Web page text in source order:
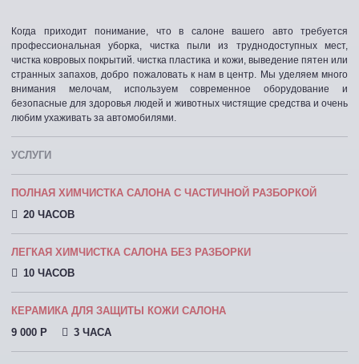
Когда приходит понимание, что в салоне вашего авто требуется
профессиональная уборка, чистка пыли из труднодоступных мест,
чистка ковровых покрытий. чистка пластика и кожи, выведение пятен или
странных запахов, добро пожаловать к нам в центр. Мы уделяем много
внимания мелочам, используем современное оборудование и
безопасные для здоровья людей и животных чистящие средства и очень
любим ухаживать за автомобилями.
УСЛУГИ
ПОЛНАЯ ХИМЧИСТКА САЛОНА С ЧАСТИЧНОЙ РАЗБОРКОЙ
20 ЧАСОВ
ЛЕГКАЯ ХИМЧИСТКА САЛОНА БЕЗ РАЗБОРКИ
10 ЧАСОВ
КЕРАМИКА ДЛЯ ЗАЩИТЫ КОЖИ САЛОНА
9 000 P
3 ЧАСА